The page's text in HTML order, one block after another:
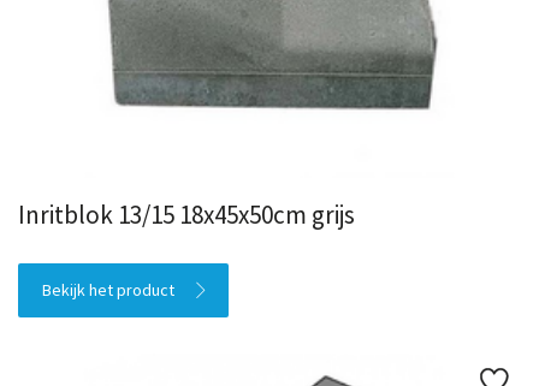
Inritblok 13/15 18x45x50cm grijs
Bekijk het product